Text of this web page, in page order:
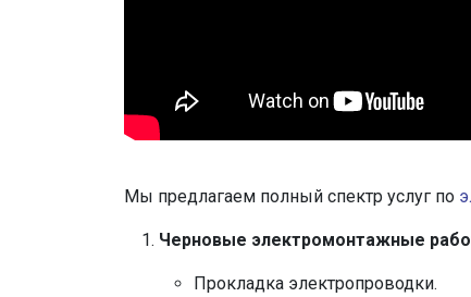
Мы предлагаем полный спектр услуг по
Черновые электромонтажные
Прокладка электропроводки.